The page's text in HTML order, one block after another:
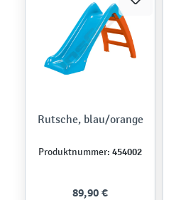
Rutsche, blau/orange
Produktnummer: 454002
89,90 €